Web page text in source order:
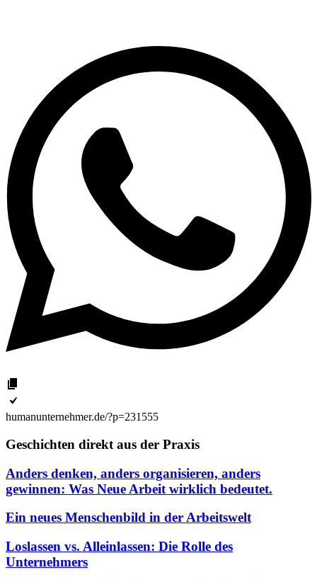
humanunternehmer.de/?p=231555
Geschichten direkt aus der Praxis
Anders denken, anders organisieren, anders
gewinnen: Was Neue Arbeit wirklich bedeutet.
Ein neues Menschenbild in der Arbeitswelt
Loslassen vs. Alleinlassen: Die Rolle des
Unternehmers